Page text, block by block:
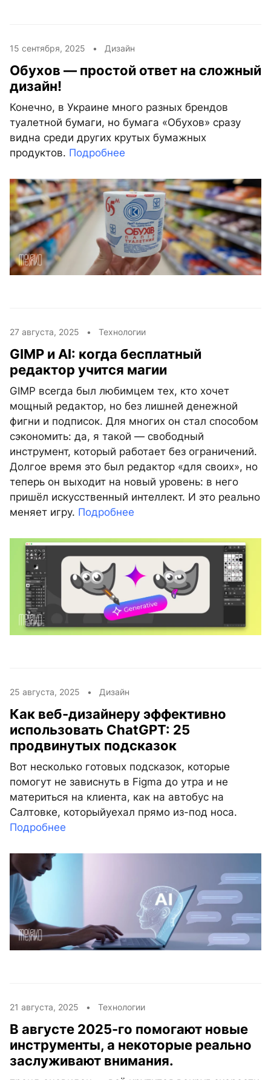
15 сентября, 2025 • Дизайн
Обухов — простой ответ на сложный
дизайн!
Конечно, в Украине много разных брендов
туалетной бумаги, но бумага «Обухов» сразу
видна среди других крутых бумажных
продуктов. Подробнее
27 августа, 2025 • Технологии
GIMP и AI: когда бесплатный
редактор учится магии
GIMP всегда был любимцем тех, кто хочет
мощный редактор, но без лишней денежной
фигни и подписок. Для многих он стал способом
сэкономить: да, я такой — свободный
инструмент, который работает без ограничений.
Долгое время это был редактор «для своих», но
теперь он выходит на новый уровень: в него
пришёл искусственный интеллект. И это реально
меняет игру. Подробнее
25 августа, 2025 • Дизайн
Как веб-дизайнеру эффективно
использовать ChatGPT: 25
продвинутых подсказок
Вот несколько готовых подсказок, которые
помогут не зависнуть в Figma до утра и не
материться на клиента, как на автобус на
Салтовке, которыйуехал прямо из-под носа.
Подробнее
21 августа, 2025 • Технологии
В августе 2025-го помогают новые
инструменты, а некоторые реально
заслуживают внимания.